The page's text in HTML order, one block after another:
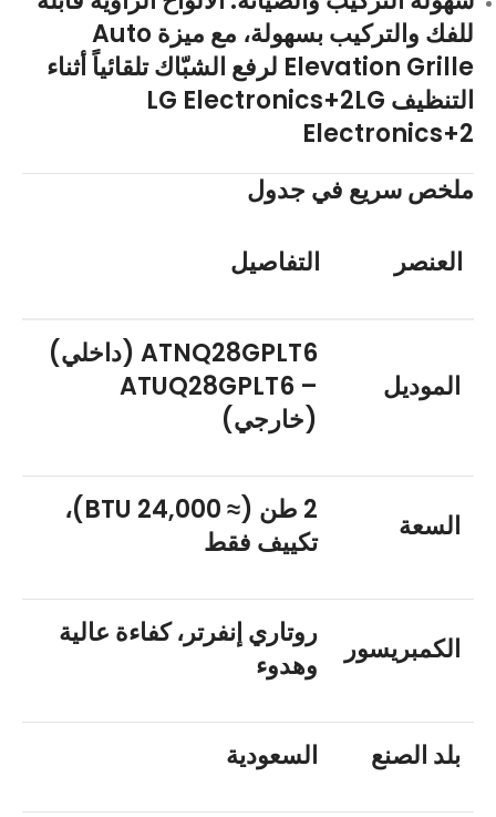
للفك والتركيب بسهولة، مع ميزة Auto
Elevation Grille لرفع الشبّاك تلقائياً أثناء
التنظيف
LG Electronics+2LG
Electronics+2
ملخص سريع في جدول
العنصر التفاصيل
الموديل
ATNQ28GPLT6 (داخلي)
– ATUQ28GPLT6
(خارجي)
السعة
2 طن (≈ 24,000 BTU)،
تكييف فقط
الكمبريسور
روتاري إنفرتر، كفاءة عالية
وهدوء
بلد الصنع السعودية